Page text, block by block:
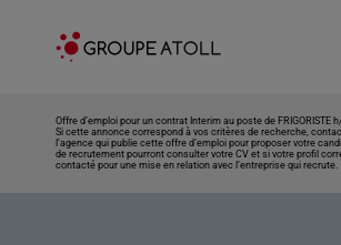
Offre d’emploi pour un contrat Interim au poste de FRIGORISTE
Si cette annonce correspond à vos critères de recherche,
l’agence qui publie cette offre d’emploi pour proposer votre
de recrutement pourront consulter votre CV et si votre profil
contacté pour une mise en relation avec l’entreprise qui recrute.